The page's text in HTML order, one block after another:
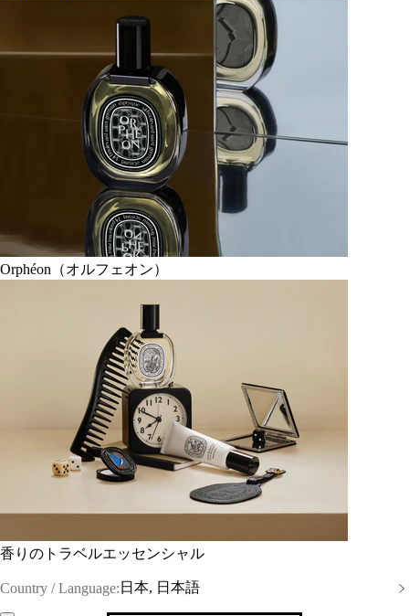
Orphéon（オルフェオン）
香りのトラベルエッセンシャル
Country / Language: 日本, 日本語